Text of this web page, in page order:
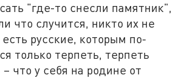
"где-то снесли памятник",
что случится, никто их не
русские, которым по-
только терпеть, терпеть
что у себя на родине от